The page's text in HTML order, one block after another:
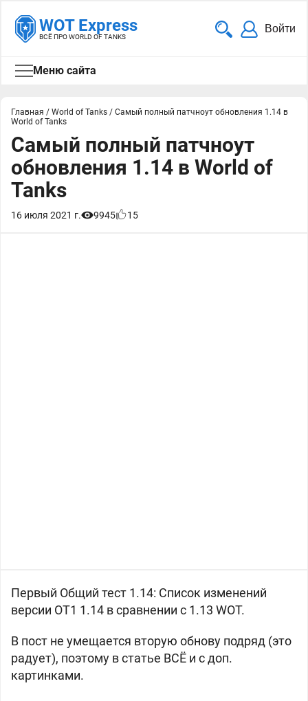
WOT Express
ВСЁ ПРО WORLD OF TANKS
Войти
Меню сайта
Главная / World of Tanks / Самый полный патчноут обновления 1.14 в
World of Tanks
Самый полный патчноут
обновления 1.14 в World of
Tanks
16 июля 2021 г. 9945 15
Первый Общий тест 1.14: Список изменений
версии OT1 1.14 в сравнении с 1.13 WOT.
В пост не умещается вторую обнову подряд (это
радует), поэтому в статье ВСЁ и с доп.
картинками.